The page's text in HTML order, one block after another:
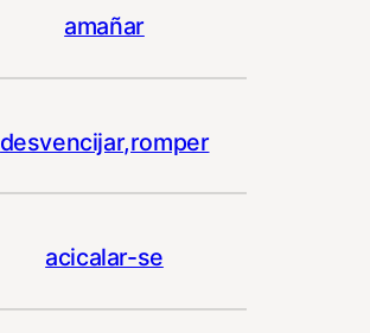
amañar
desvencijar,romper
acicalar-se